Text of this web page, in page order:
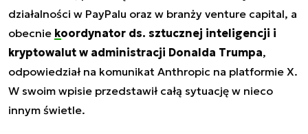
działalności w PayPalu oraz w branży venture capital, a
obecnie koordynator ds. sztucznej inteligencji i
kryptowalut w administracji Donalda Trumpa,
odpowiedział na komunikat Anthropic na platformie X.
W swoim wpisie przedstawił całą sytuację w nieco
innym świetle.